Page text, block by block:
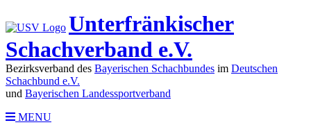
Unterfränkischer
Schachverband e.V.
Bezirksverband des Bayerischen Schachbundes im Deutschen
Schachbund e.V.
und Bayerischen Landessportverband
MENU